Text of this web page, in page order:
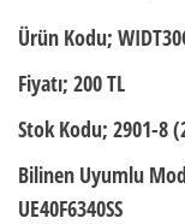
Ürün Kodu;
Fiyatı; 200 TL
Stok Kodu; 2901-8
Bilinen Uyumlu
UE40F6340SS